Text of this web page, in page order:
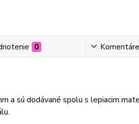
0 Komentáre
a sú dodávané spolu s lepiacim